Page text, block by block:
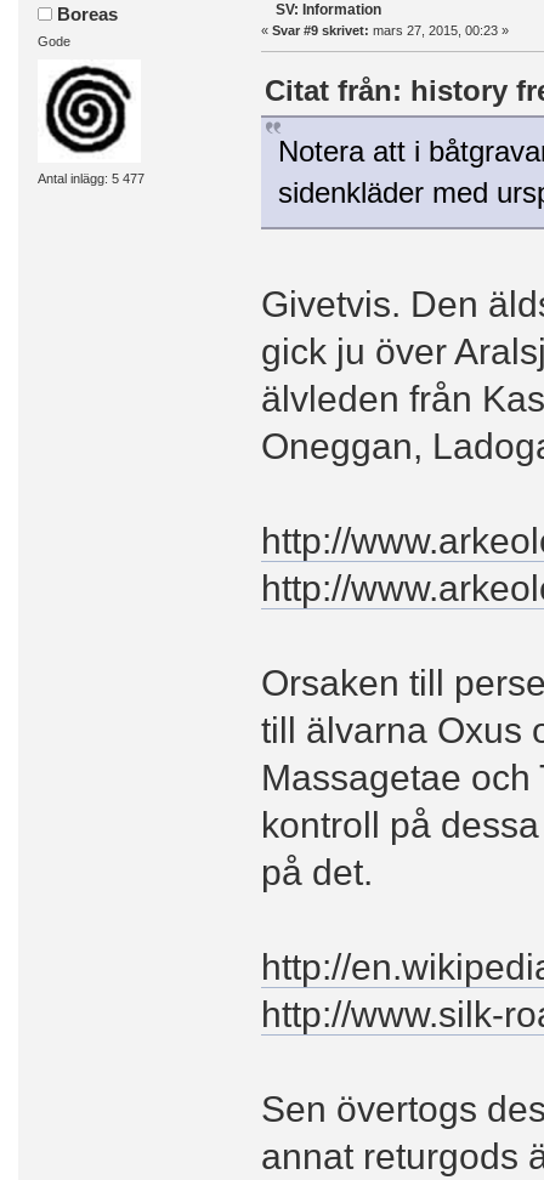
Boreas
Gode
Antal inlägg: 5 477
SV: Information
« Svar #9 skrivet: mars 27, 2015, 00:23 »
Citat från: history
Notera att i
sidenkläder med
Givetvis. Den
gick ju över
älvleden från
Oneggan,
http://
http://
Orsaken till
till älvarna Oxus
Massagetae
kontroll på
på det.
http://
http://www.silk-
Sen övertogs
annat returgods